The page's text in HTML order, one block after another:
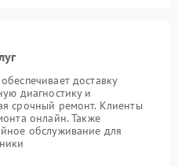
доставку
диагностику и
срочный ремонт. Клиенты
онлайн. Также
обслуживание для